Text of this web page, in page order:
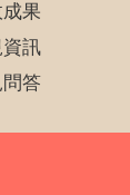
果
訊
答